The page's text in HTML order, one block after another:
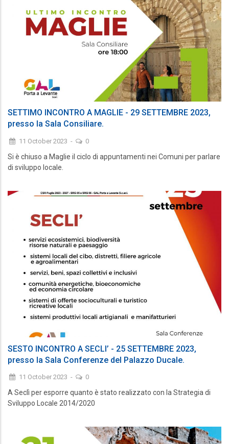
SETTIMO INCONTRO A MAGLIE - 29 SETTEMBRE 2023,
presso la Sala Consiliare.
11 October 2023 - 0
Si è chiuso a Maglie il ciclo di appuntamenti nei Comuni per parlare
di sviluppo locale.
SESTO INCONTRO A SECLI’ - 25 SETTEMBRE 2023,
presso la Sala Conferenze del Palazzo Ducale.
11 October 2023 - 0
A Seclì per esporre quanto è stato realizzato con la Strategia di
Sviluppo Locale 2014/2020